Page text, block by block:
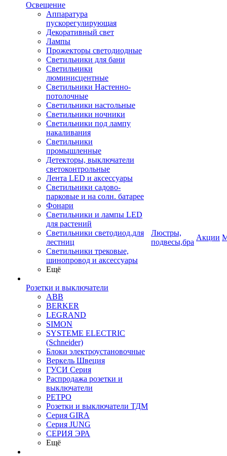
Освещение
Аппаратура
пускорегулирующая
Декоративный свет
Лампы
Прожекторы светодиодные
Светильники для бани
Светильники
люминисцентные
Светильники Настенно-
потолочные
Светильники настольные
Светильники ночники
Светильники под лампу
накаливания
Светильники
промышленные
Детекторы, выключатели
светоконтрольные
Лента LED и аксессуары
Светильники садово-
парковые и на солн. батарее
Фонари
Светильники и лампы LED
для растений
Светильники светодиод.для
лестниц
Светильники трековые,
шинопровод и аксессуары
Ещё
Розетки и выключатели
ABB
BERKER
LEGRAND
SIMON
SYSTEME ELECTRIC
(Schneider)
Блоки электроустановочные
Веркель Швеция
ГУСИ Серия
Распродажа розетки и
выключатели
РЕТРО
Розетки и выключатели ТДМ
Серия GIRA
Серия JUNG
СЕРИЯ ЭРА
Ещё
Люстры,
подвесы,бра
Акции